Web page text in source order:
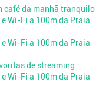
café da manhã tranquilo
de streaming